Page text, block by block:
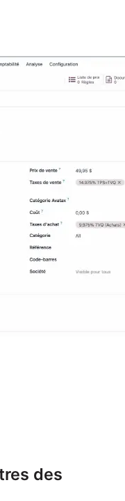
des